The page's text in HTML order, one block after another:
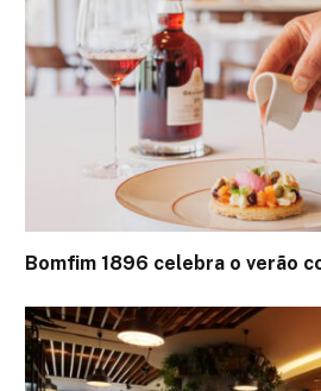
Bomfim 1896 celebra o verão